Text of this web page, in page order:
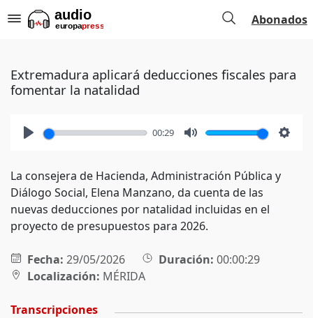
Abonados
Extremadura aplicará deducciones fiscales para
fomentar la natalidad
00:29
La consejera de Hacienda, Administración Pública y
Diálogo Social, Elena Manzano, da cuenta de las
nuevas deducciones por natalidad incluidas en el
proyecto de presupuestos para 2026.
Fecha: 29/05/2026 Duración: 00:00:29
Localización: MÉRIDA
Transcripciones